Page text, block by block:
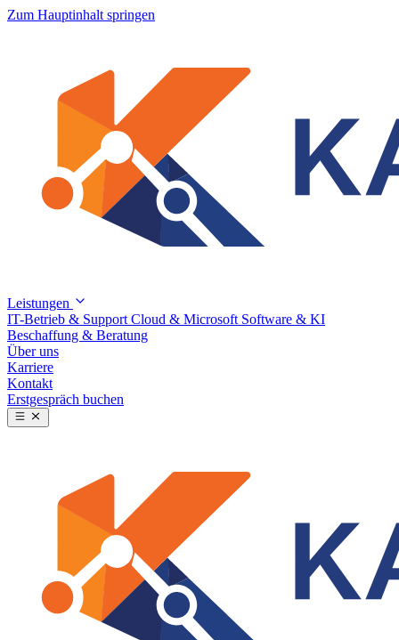
Zum Hauptinhalt springen
Leistungen
IT-Betrieb & Support Cloud & Microsoft Software & KI
Beschaffung & Beratung
Über uns
Karriere
Kontakt
Erstgespräch buchen